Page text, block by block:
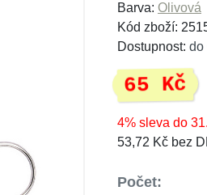
Barva: Olivová
Kód zboží:
Dostupnost: do
65 Kč
4% sleva do
53,72 Kč bez
Počet: